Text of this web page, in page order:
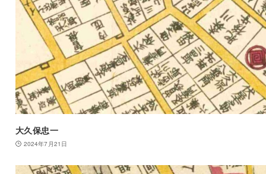
大久保忠一
2024年7月21日